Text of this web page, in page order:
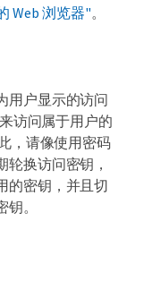
Web 浏览器"。
用户显示的访问
访问属于用户的
，请像使用密码
轮换访问密钥，
的密钥，并且切
。